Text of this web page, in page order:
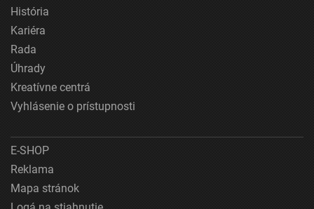
História
Kariéra
Rada
Úhrady
Kreatívne centrá
Vyhlásenie o prístupnosti
E-SHOP
Reklama
Mapa stránok